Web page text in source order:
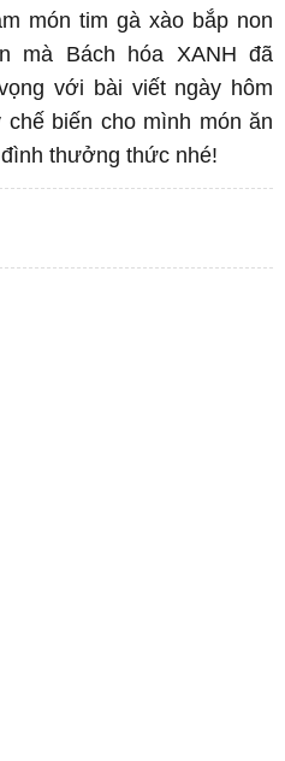
món tim gà xào bắp non
mà Bách hóa XANH đã
với bài viết ngày hôm
biến cho mình món ăn
thưởng thức nhé!